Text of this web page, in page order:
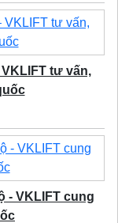
tư vấn,
- VKLIFT cung